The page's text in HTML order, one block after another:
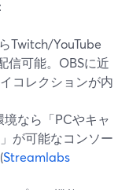
Twitch/YouTube
信可能。OBSに近
コレクションが内
境なら「PCやキャ
が可能なコンソー
Streamlabs